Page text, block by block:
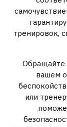
тренировок,
Обращайте
вашем
или